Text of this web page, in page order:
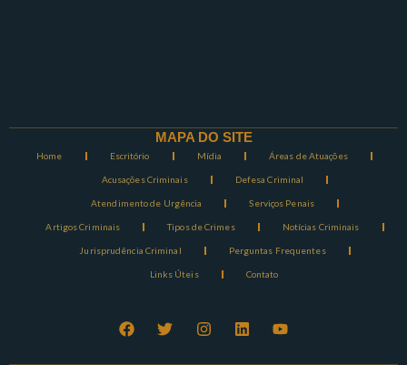
MAPA DO SITE
Home Escritório Mídia Áreas de Atuações
Acusações Criminais Defesa Criminal
Atendimento de Urgência Serviços Penais
Artigos Criminais Tipos de Crimes Notícias Criminais
Jurisprudência Criminal Perguntas Frequentes
Links Úteis Contato